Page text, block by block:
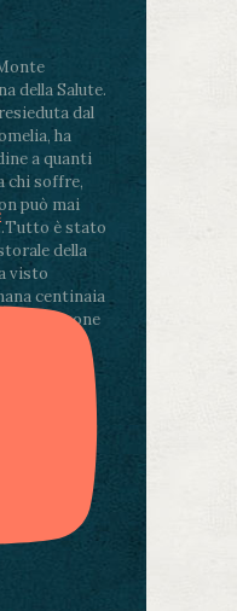
della Salute.
dal
ha
a quanti
chi soffre,
può mai
.Tutto è stato
della
visto
centinaia
e persone